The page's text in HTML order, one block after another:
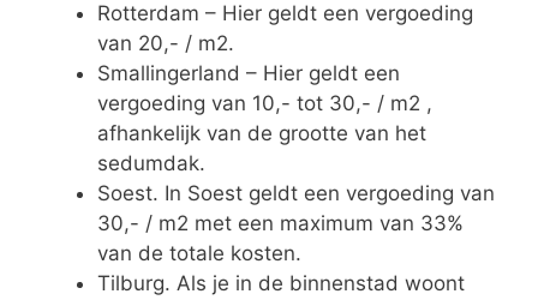
Rotterdam – Hier geldt een vergoeding
van 20,- / m2.
Smallingerland – Hier geldt een
vergoeding van 10,- tot 30,- / m2 ,
afhankelijk van de grootte van het
sedumdak.
Soest. In Soest geldt een vergoeding van
30,- / m2 met een maximum van 33%
van de totale kosten.
Tilburg. Als je in de binnenstad woont